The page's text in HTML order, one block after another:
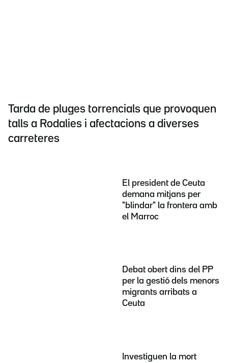
Tarda de pluges torrencials que provoquen
talls a Rodalies i afectacions a diverses
carreteres
El president de Ceuta
demana mitjans per
"blindar" la frontera amb
el Marroc
Debat obert dins del PP
per la gestió dels menors
migrants arribats a
Ceuta
Investiguen la mort